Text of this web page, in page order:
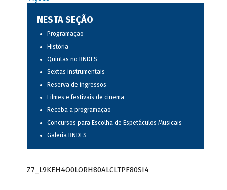
NESTA SEÇÃO
Programação
História
Quintas no BNDES
Sextas instrumentais
Reserva de ingressos
Filmes e festivais de cinema
Receba a programação
Concursos para Escolha de Espetáculos Musicais
Galeria BNDES
Z7_L9KEH4O0LORH80ALCLTPF80SI4